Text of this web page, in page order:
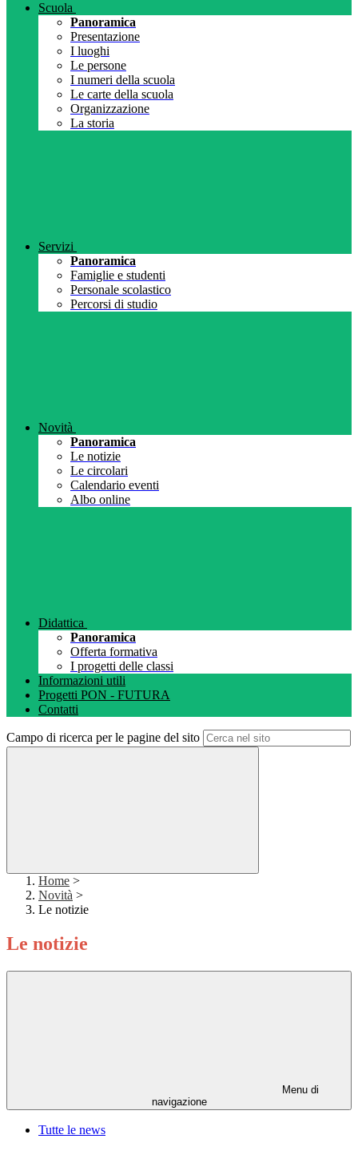
Scuola
Panoramica
Presentazione
I luoghi
Le persone
I numeri della scuola
Le carte della scuola
Organizzazione
La storia
Servizi
Panoramica
Famiglie e studenti
Personale scolastico
Percorsi di studio
Novità
Panoramica
Le notizie
Le circolari
Calendario eventi
Albo online
Didattica
Panoramica
Offerta formativa
I progetti delle classi
Informazioni utili
Progetti PON - FUTURA
Contatti
Campo di ricerca per le pagine del sito
Home >
Novità >
Le notizie
Le notizie
Menu di
navigazione
Tutte le news